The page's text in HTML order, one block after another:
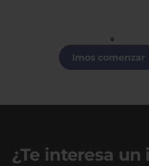
Clases de Gallego en
Imos comenzar
¿Te interesa un